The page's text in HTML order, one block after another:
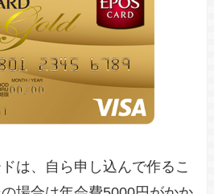
は、自ら申し込んで作るこ